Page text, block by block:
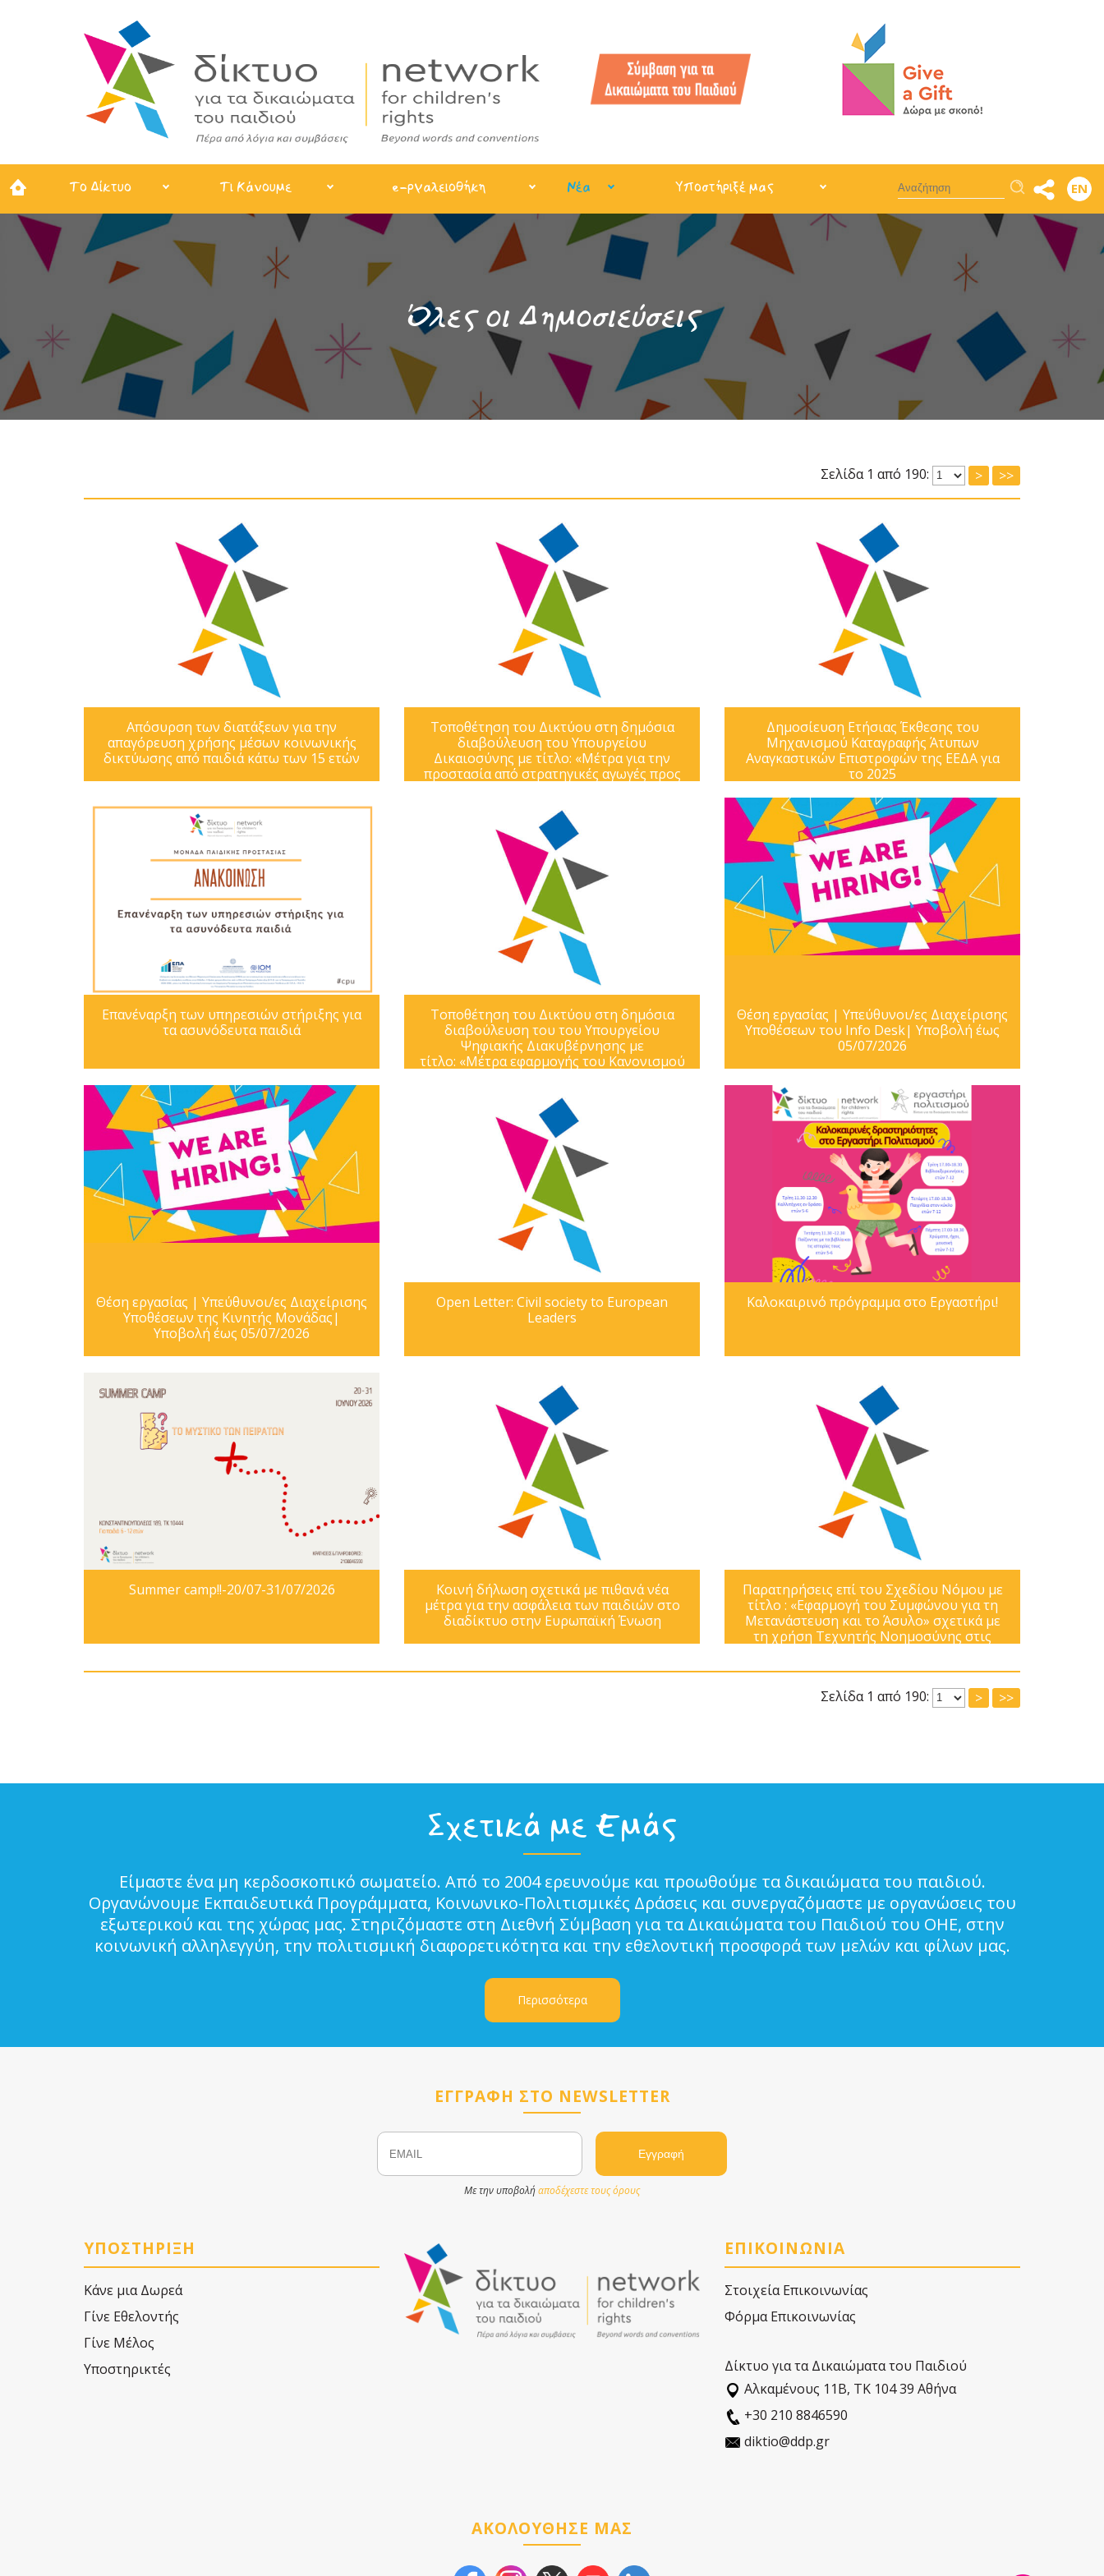
Το Δίκτυο Τι Κάνουμε e-ργαλειοθήκη Νέα Υποστήριξέ μας Αναζήτηση EN
Όλες οι Δημοσιεύσεις
Σελίδα 1 από 190: > >>
Απόσυρση των διατάξεων για την
απαγόρευση χρήσης μέσων κοινωνικής
δικτύωσης από παιδιά κάτω των 15 ετών
Τοποθέτηση του Δικτύου στη δημόσια
διαβούλευση του Υπουργείου
Δικαιοσύνης με τίτλο: «Μέτρα για την
προστασία από στρατηγικές αγωγές προς
Νέο πλαίσιο για τη συμμόρφωση της
Διοίκησ
Δημοσίευση Ετήσιας Έκθεσης του
Μηχανισμού Καταγραφής Άτυπων
Αναγκαστικών Επιστροφών της ΕΕΔΑ για
το 2025
Επανέναρξη των υπηρεσιών στήριξης για
τα ασυνόδευτα παιδιά
Τοποθέτηση του Δικτύου στη δημόσια
διαβούλευση του του Υπουργείου
Ψηφιακής Διακυβέρνησης με
τίτλο: «Μέτρα εφαρμογής του Κανονισμού
13ης Ιουνίου 2024 (Kανονισμός για την
τεχνητή νοημοσύνη) –
Θέση εργασίας | Υπεύθυνοι/ες Διαχείρισης
Υποθέσεων του Info Desk| Υποβολή έως
05/07/2026
Θέση εργασίας | Υπεύθυνοι/ες Διαχείρισης
Υποθέσεων της Κινητής Μονάδας|
Υποβολή έως 05/07/2026
Open Letter: Civil society to European
Leaders
Καλοκαιρινό πρόγραμμα στο Εργαστήρι!
Summer camp!!-20/07-31/07/2026
Κοινή δήλωση σχετικά με πιθανά νέα
μέτρα για την ασφάλεια των παιδιών στο
διαδίκτυο στην Ευρωπαϊκή Ένωση
Παρατηρήσεις επί του Σχεδίου Νόμου με
τίτλο : «Εφαρμογή του Συμφώνου για τη
Μετανάστευση και το Άσυλο» σχετικά με
τη χρήση Τεχνητής Νοημοσύνης στις
Σελίδα 1 από 190: > >>
Σχετικά με Εμάς
Είμαστε ένα μη κερδοσκοπικό σωματείο. Από το 2004 ερευνούμε και προωθούμε τα δικαιώματα του παιδιού.
Οργανώνουμε Εκπαιδευτικά Προγράμματα, Κοινωνικο-Πολιτισμικές Δράσεις και συνεργαζόμαστε με οργανώσεις του
εξωτερικού και της χώρας μας. Στηριζόμαστε στη Διεθνή Σύμβαση για τα Δικαιώματα του Παιδιού του ΟΗΕ, στην
κοινωνική αλληλεγγύη, την πολιτισμική διαφορετικότητα και την εθελοντική προσφορά των μελών και φίλων μας.
Περισσότερα
ΕΓΓΡΑΦΗ ΣΤΟ NEWSLETTER
Email Name
Με την υποβολήαποδέχεστε τους όρους
ΥΠΟΣΤΗΡΙΞΗ
Κάνε μια Δωρεά
Γίνε Εθελοντής
Γίνε Μέλος
Υποστηρικτές
ΕΠΙΚΟΙΝΩΝΙΑ
Στοιχεία Επικοινωνίας
Φόρμα Επικοινωνίας
Δίκτυο για τα Δικαιώματα του Παιδιού
Αλκαµένους 11Β, ΤΚ 104 39 Αθήνα
+30 210 8846590
diktio@ddp.gr
ΑΚΟΛΟΥΘΗΣΕ ΜΑΣ